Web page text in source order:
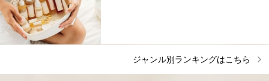
ジャンル別ランキングはこちら